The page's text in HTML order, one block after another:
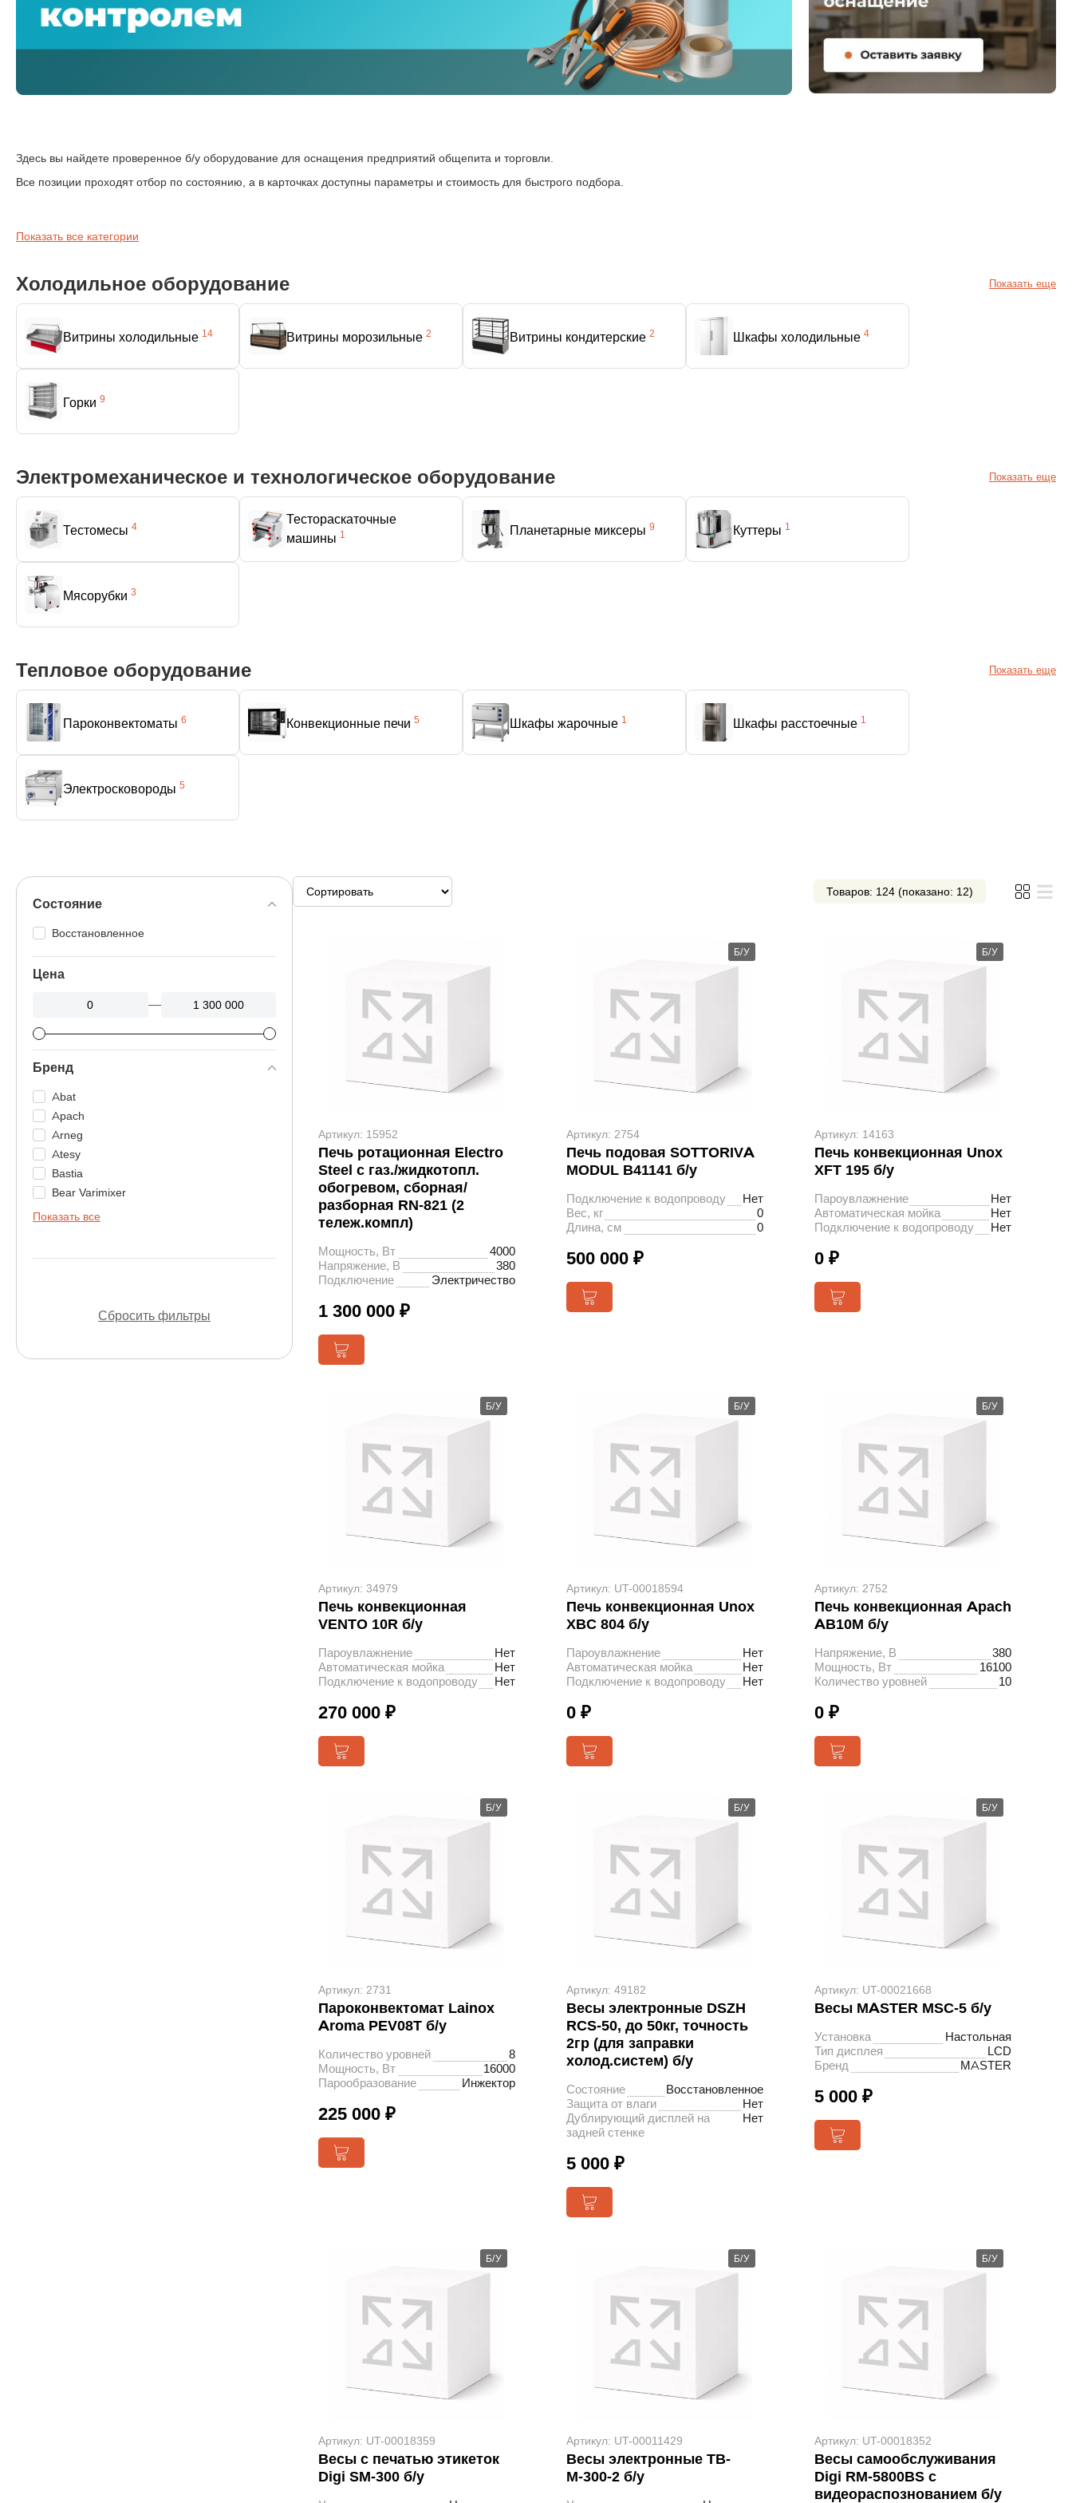
Здесь вы найдете проверенное б/у оборудование для оснащения предприятий общепита и торговли.
Все позиции проходят отбор по состоянию, а в карточках доступны параметры и стоимость для быстрого подбора.
Показать все категории
Холодильное оборудование Показать еще
Витрины холодильные 14 Витрины морозильные 2 Витрины кондитерские 2 Шкафы холодильные 4
Горки 9
Электромеханическое и технологическое оборудование Показать еще
Тестомесы 4
Тестораскаточные
машины 1 Планетарные миксеры 9 Куттеры 1
Мясорубки 3
Тепловое оборудование Показать еще
Пароконвектоматы 6 Конвекционные печи 5 Шкафы жарочные 1 Шкафы расстоечные 1
Электросковороды 5
Состояние
Восстановленное
Цена
—
Бренд
Abat
Apach
Arneg
Atesy
Bastia
Bear Varimixer
Показать все
Сбросить фильтры
Товаров: 124 (показано: 12)
Артикул: 15952
Печь ротационная Electro
Steel с газ./жидкотопл.
обогревом, сборная/
разборная RN-821 (2
тележ.компл)
Мощность, Вт
4000
Напряжение, В
380
Подключение
Электричество
1 300 000 ₽
Б/У
Артикул: 2754
Печь подовая SOTTORIVA
MODUL B41141 б/у
Подключение к водопроводу
Нет
Вес, кг
0
Длина, см
0
500 000 ₽
Б/У
Артикул: 14163
Печь конвекционная Unox
XFT 195 б/у
Пароувлажнение
Нет
Автоматическая мойка
Нет
Подключение к водопроводу
Нет
0 ₽
Б/У
Артикул: 34979
Печь конвекционная
VENTO 10R б/у
Пароувлажнение
Нет
Автоматическая мойка
Нет
Подключение к водопроводу
Нет
270 000 ₽
Б/У
Артикул: UT-00018594
Печь конвекционная Unox
XBC 804 б/у
Пароувлажнение
Нет
Автоматическая мойка
Нет
Подключение к водопроводу
Нет
0 ₽
Б/У
Артикул: 2752
Печь конвекционная Apach
AB10M б/у
Напряжение, В
380
Мощность, Вт
16100
Количество уровней
10
0 ₽
Б/У
Артикул: 2731
Пароконвектомат Lainox
Aroma PEV08T б/у
Количество уровней
8
Мощность, Вт
16000
Парообразование
Инжектор
225 000 ₽
Б/У
Артикул: 49182
Весы электронные DSZH
RCS-50, до 50кг, точность
2гр (для заправки
холод.систем) б/у
Состояние
Восстановленное
Защита от влаги
Нет
Дублирующий дисплей на
задней стенке
Нет
5 000 ₽
Б/У
Артикул: UT-00021668
Весы MASTER MSC-5 б/у
Установка
Настольная
Тип дисплея
LCD
Бренд
MASTER
5 000 ₽
Б/У
Артикул: UT-00018359
Весы с печатью этикеток
Digi SM-300 б/у
Б/У
Артикул: UT-00011429
Весы электронные ТВ-
М-300-2 б/у
Б/У
Артикул: UT-00018352
Весы самообслуживания
Digi RM-5800BS с
видеораспознованием б/у